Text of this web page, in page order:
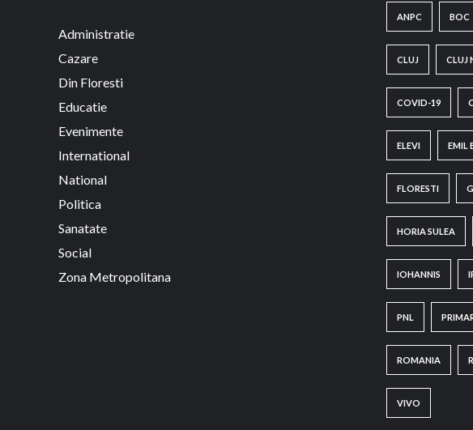
Administratie
Cazare
Din Floresti
Educatie
Evenimente
International
National
Politica
Sanatate
Social
Zona Metropolitana
ANPC BOC
CLUJ CLUJ
COVID-19
ELEVI EMIL
FLORESTI
HORIA SULEA
IOHANNIS
PNL
ROMANIA
VIVO